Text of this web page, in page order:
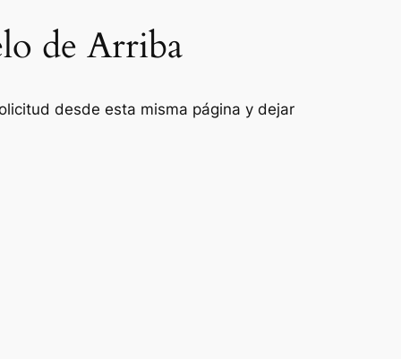
de Arriba
desde esta misma página y dejar